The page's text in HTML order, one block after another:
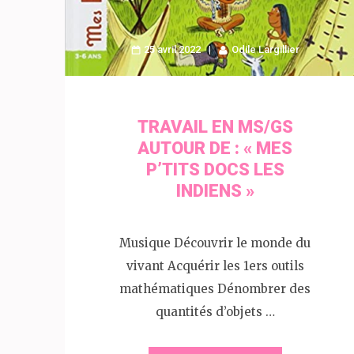
25 avril 2022 Odile Largillier
TRAVAIL EN MS/GS
AUTOUR DE : « MES
P’TITS DOCS LES
INDIENS »
Musique Découvrir le monde du
vivant Acquérir les 1ers outils
mathématiques Dénombrer des
quantités d’objets …